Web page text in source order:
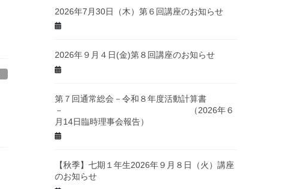
2026年7月30日（木）第６回講座のお知らせ
2026年９月４日(金)第８回講座のお知らせ
第７回通常総会－令和８年度活動計算書
－ （2026年６
月14日臨時理事会報告）
【秋季】七期１年生2026年９月８日（火）講座
のお知らせ